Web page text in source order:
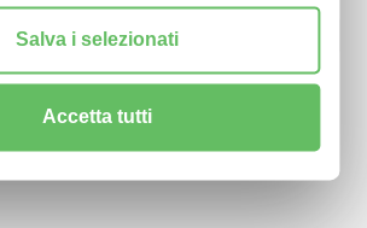
Salva i selezionati
Accetta tutti